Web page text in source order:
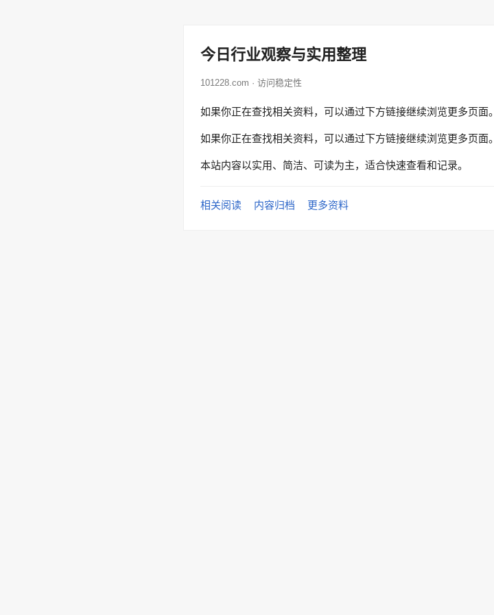
今日行业观察与实用整理
101228.com · 访问稳定性
如果你正在查找相关资料，可以通过下方链接继续浏览更多页面。
如果你正在查找相关资料，可以通过下方链接继续浏览更多页面。
本站内容以实用、简洁、可读为主，适合快速查看和记录。
相关阅读 内容归档 更多资料